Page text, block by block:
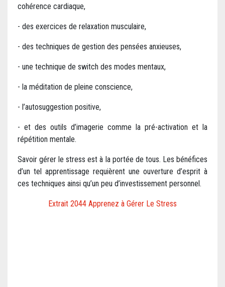
cohérence cardiaque,
- des exercices de relaxation musculaire,
- des techniques de gestion des pensées anxieuses,
- une technique de switch des modes mentaux,
- la méditation de pleine conscience,
- l’autosuggestion positive,
- et des outils d’imagerie comme la pré-activation et la
répétition mentale.
Savoir gérer le stress est à la portée de tous. Les bénéfices
d’un tel apprentissage requièrent une ouverture d’esprit à
ces techniques ainsi qu’un peu d’investissement personnel.
Extrait 2044 Apprenez à Gérer Le Stress